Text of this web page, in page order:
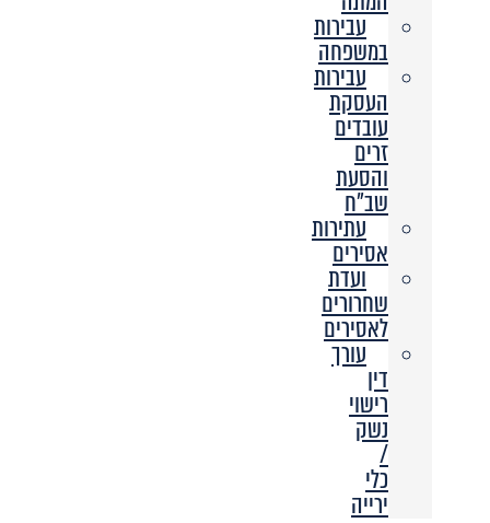
עבירות
במשפחה
עבירות
העסקת
עובדים
זרים
והסעת
שב”ח
עתירות
אסירים
ועדת
שחרורים
לאסירים
עורך
דין
רישוי
נשק
/
כלי
ירייה